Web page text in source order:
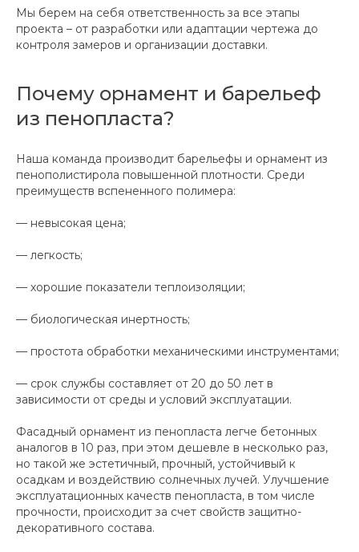
Мы берем на себя ответственность за все этапы
проекта – от разработки или адаптации чертежа до
контроля замеров и организации доставки.
Почему орнамент и барельеф
из пенопласта?
Наша команда производит барельефы и орнамент из
пенополистирола повышенной плотности. Среди
преимуществ вспененного полимера:
— невысокая цена;
— легкость;
— хорошие показатели теплоизоляции;
— биологическая инертность;
— простота обработки механическими инструментами;
— срок службы составляет от 20 до 50 лет в
зависимости от среды и условий эксплуатации.
Фасадный орнамент из пенопласта легче бетонных
аналогов в 10 раз, при этом дешевле в несколько раз,
но такой же эстетичный, прочный, устойчивый к
осадкам и воздействию солнечных лучей. Улучшение
эксплуатационных качеств пенопласта, в том числе
прочности, происходит за счет свойств защитно-
декоративного состава.